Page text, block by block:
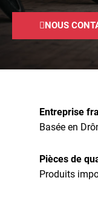
NOUS
Entreprise
Basée en
Pièces de
Produits